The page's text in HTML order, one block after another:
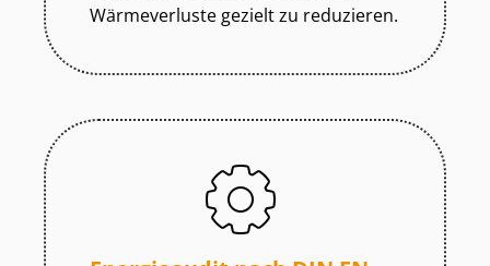
Wärmeverluste gezielt zu reduzieren.